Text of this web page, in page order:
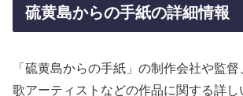
硫黄島からの手紙の詳細情報
「硫黄島からの手紙」の制作会社や監
歌アーティストなどの作品に関する詳し